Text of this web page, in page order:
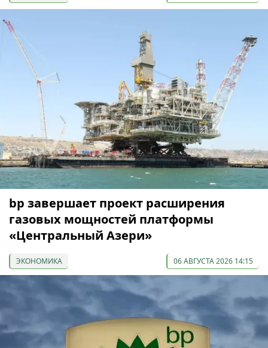
bp завершает проект расширения
газовых мощностей платформы
«Центральный Азери»
ЭКОНОМИКА 06 АВГУСТА 2026 14:15